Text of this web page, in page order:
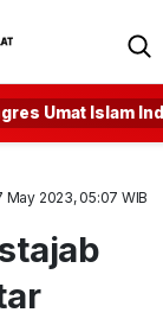
Umat Islam
May 2023, 05:07 WIB